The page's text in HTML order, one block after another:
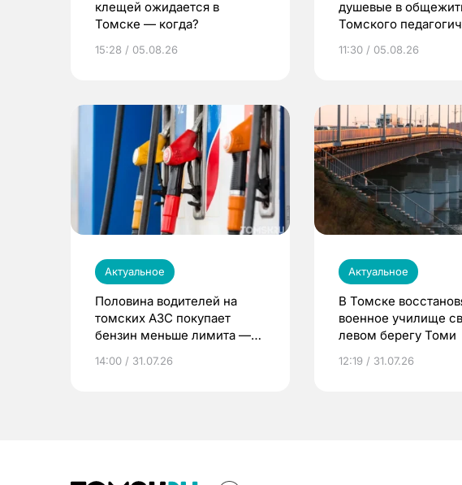
клещей ожидается в
Томске — когда?
15:28 / 05.08.26
душевые в
Томского
11:30 / 05.08.26
Актуальное
Половина водителей на
томских АЗС покупает
бензин меньше лимита —
14:00 / 31.07.26
Актуальное
В Томске
военное училище
левом берегу Томи
12:19 / 31.07.26